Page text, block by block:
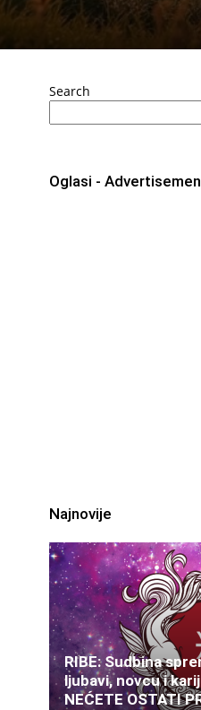
Search
Oglasi -
Najnovije
RIBE: Sudbina
ljubavi, novcu i
NEĆETE OSTATI